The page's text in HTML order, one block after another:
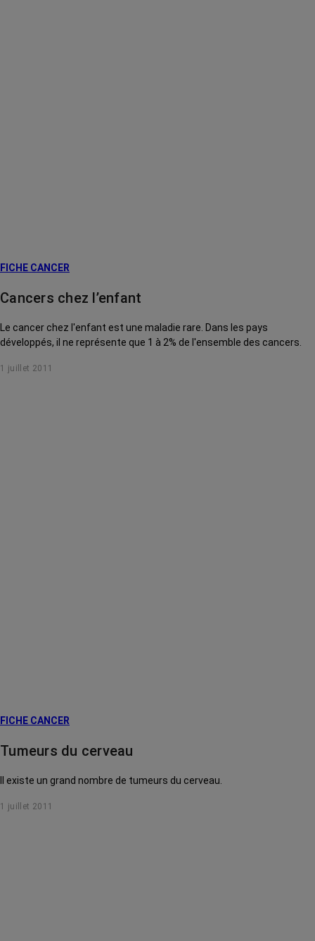
FICHE CANCER
Cancers chez l’enfant
Le cancer chez l'enfant est une maladie rare. Dans les pays
développés, il ne représente que 1 à 2% de l'ensemble des cancers.
1 juillet 2011
FICHE CANCER
Tumeurs du cerveau
Il existe un grand nombre de tumeurs du cerveau.
1 juillet 2011